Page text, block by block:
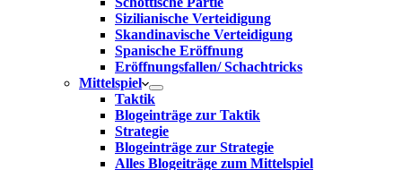
Sizilianische Verteidigung
Skandinavische Verteidigung
Spanische Eröffnung
Eröffnungsfallen/ Schachtricks
Mittelspiel
Taktik
Blogeinträge zur Taktik
Strategie
Blogeinträge zur Strategie
Alles Blogeiträge zum Mittelspiel